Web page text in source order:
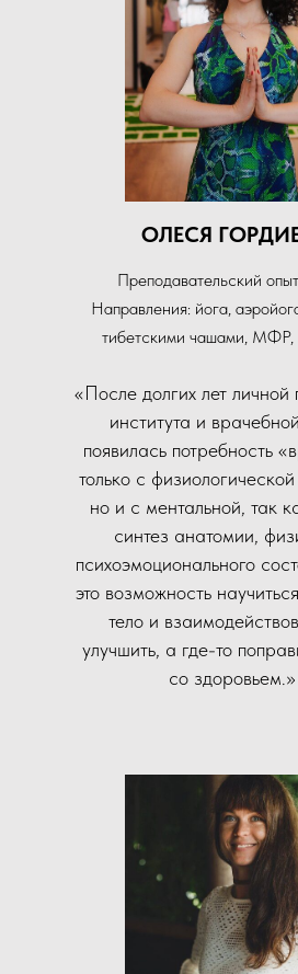
ОЛЕСЯ
Преподавательский
Направления: йога,
тибетскими чашами, МФР,
«После долгих лет личной
института и
появилась потребность
только с
но и с ментальной, так
синтез анатомии,
психоэмоционального
это возможность
тело и
улучшить, а где-то
со